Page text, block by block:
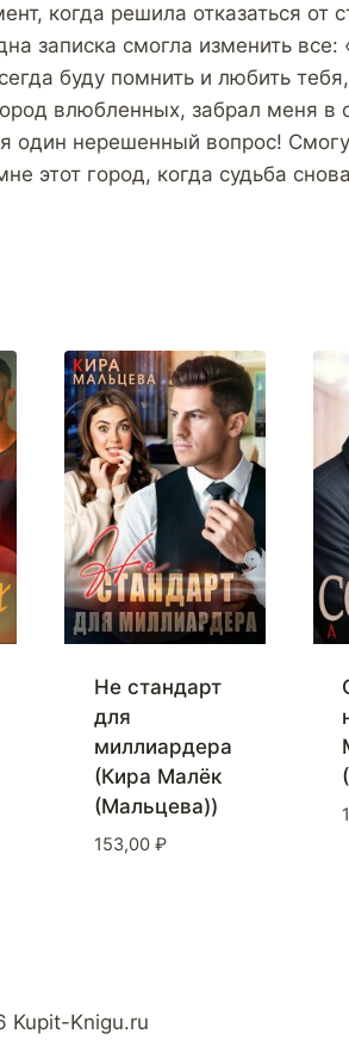
когда решила отказаться от
записка смогла изменить
буду помнить и любить
влюбленных, забрал меня в
один нерешенный вопрос!
этот город, когда судьба
Не стандарт
для
миллиардера
(Кира Малёк
(Мальцева))
153,00 ₽
Kupit-Knigu.ru